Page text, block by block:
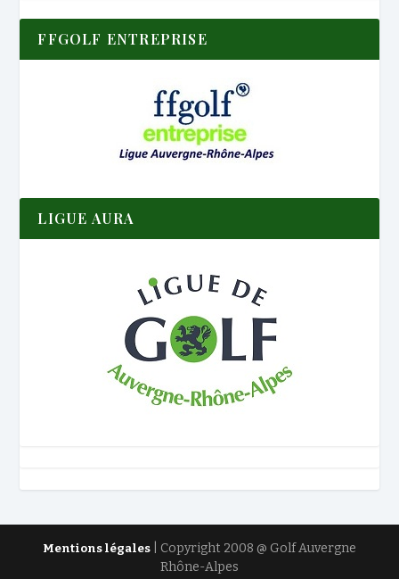
FFGOLF ENTREPRISE
LIGUE AURA
Mentions légales | Copyright 2008 @ Golf Auvergne
Rhône-Alpes